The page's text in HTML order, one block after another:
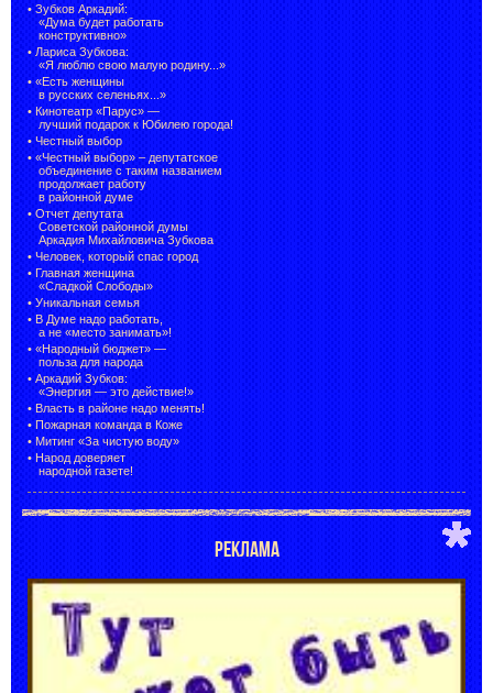
• Зубков Аркадий:
«Дума будет работать
конструктивно»
• Лариса Зубкова:
«Я люблю свою малую родину...»
• «Есть женщины
в русских селеньях...»
• Кинотеатр «Парус» —
лучший подарок к Юбилею города!
• Честный выбор
• «Честный выбор» – депутатское
объединение с таким названием
продолжает работу
в районной думе
• Отчет депутата
Советской районной думы
Аркадия Михайловича Зубкова
• Человек, который спас город
• Главная женщина
«Сладкой Слободы»
• Уникальная семья
• В Думе надо работать,
а не «место занимать»!
• «Народный бюджет» —
польза для народа
• Аркадий Зубков:
«Энергия — это действие!»
• Власть в районе надо менять!
• Пожарная команда в Коже
• Митинг «За чистую воду»
• Народ доверяет
народной газете!
РЕКЛАМА